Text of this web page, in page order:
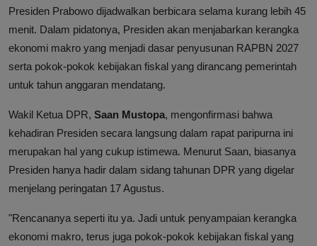
Presiden Prabowo dijadwalkan berbicara selama kurang lebih 45
menit. Dalam pidatonya, Presiden akan menjabarkan kerangka
ekonomi makro yang menjadi dasar penyusunan RAPBN 2027
serta pokok-pokok kebijakan fiskal yang dirancang pemerintah
untuk tahun anggaran mendatang.
Wakil Ketua DPR, Saan Mustopa, mengonfirmasi bahwa
kehadiran Presiden secara langsung dalam rapat paripurna ini
merupakan hal yang cukup istimewa. Menurut Saan, biasanya
Presiden hanya hadir dalam sidang tahunan DPR yang digelar
menjelang peringatan 17 Agustus.
"Rencananya seperti itu ya. Jadi untuk penyampaian kerangka
ekonomi makro, terus juga pokok-pokok kebijakan fiskal yang